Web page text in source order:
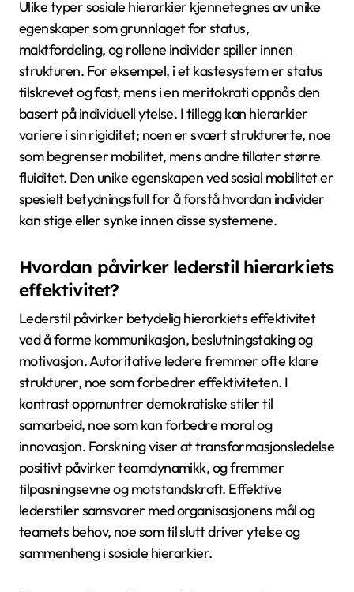
samfunn.
Hva er de unike egenskapene
som skiller ulike typer sosiale
hierarkier?
Ulike typer sosiale hierarkier kjennetegnes av unike
egenskaper som grunnlaget for status,
maktfordeling, og rollene individer spiller innen
strukturen. For eksempel, i et kastesystem er status
tilskrevet og fast, mens i en meritokrati oppnås den
basert på individuell ytelse. I tillegg kan hierarkier
variere i sin rigiditet; noen er svært strukturerte, noe
som begrenser mobilitet, mens andre tillater større
fluiditet. Den unike egenskapen ved sosial mobilitet er
spesielt betydningsfull for å forstå hvordan individer
kan stige eller synke innen disse systemene.